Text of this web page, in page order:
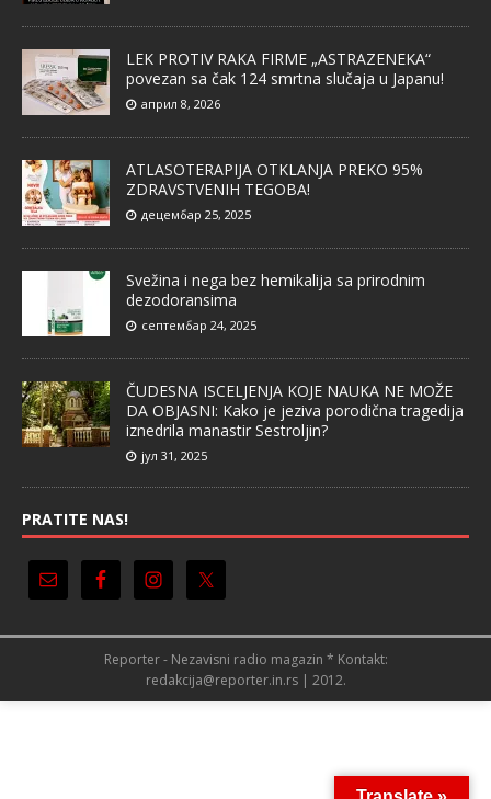
LEK PROTIV RAKA FIRME „ASTRAZENEKA“
povezan sa čak 124 smrtna slučaja u Japanu!
април 8, 2026
ATLASOTERAPIJA OTKLANJA PREKO 95%
ZDRAVSTVENIH TEGOBA!
децембар 25, 2025
Svežina i nega bez hemikalija sa prirodnim
dezodoransima
септембар 24, 2025
ČUDESNA ISCELJENJA KOJE NAUKA NE MOŽE
DA OBJASNI: Kako je jeziva porodična tragedija
iznedrila manastir Sestroljin?
јул 31, 2025
PRATITE NAS!
Reporter - Nezavisni radio magazin * Kontakt:
redakcija@reporter.in.rs | 2012.